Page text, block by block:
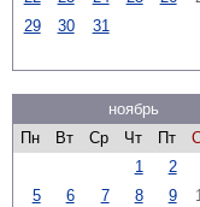
29
30 31
ноябрь
Пн
Вт Ср Чт Пт
1
2
5
6 7 8 9